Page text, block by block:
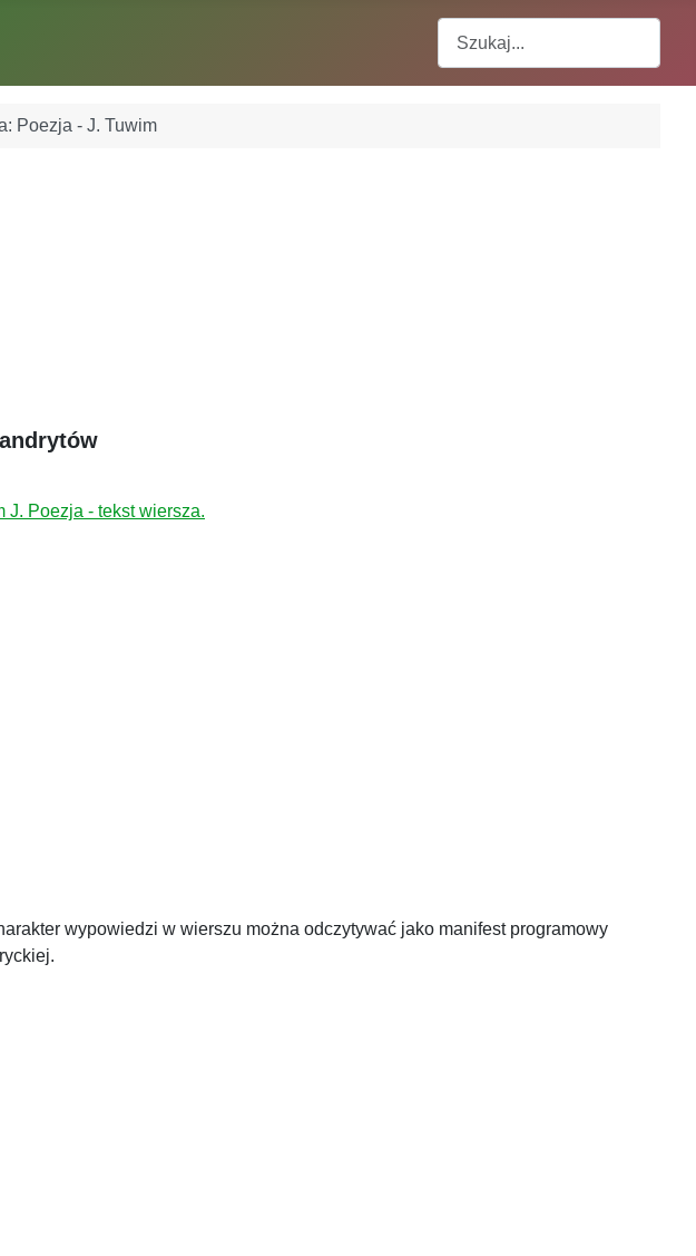
Poezja - J. Tuwim
J. Poezja - tekst wiersza.
wypowiedzi w wierszu można odczytywać jako manifest programowy